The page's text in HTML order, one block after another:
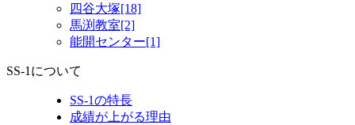
四谷大塚[18]
馬渕教室[2]
能開センター[1]
SS-1について
SS-1の特長
成績が上がる理由